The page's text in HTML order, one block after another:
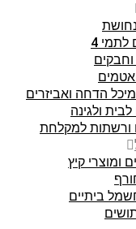
לתמי 4
הדחה ואביזרים
ולגינה
ורשתות למקלחת
ומוצרי קיץ
ביתיים